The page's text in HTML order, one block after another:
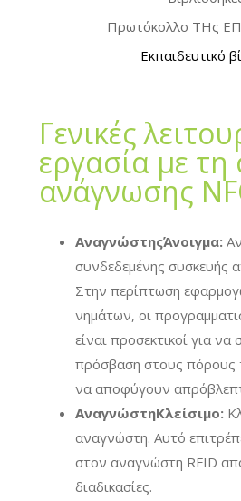
Πρωτόκολλο ΤΗς
Εκπαιδευτικό
Γενικές
εργασία με
ανάγνωσης
ΑναγνώστηςΆνοιγμα:
συνδεδεμένης συσκευής
Στην περίπτωση
νημάτων, οι
είναι προσεκτικοί για
πρόσβαση στους πόρους
να αποφύγουν
ΑναγνώστηΚλείσιμο:
αναγνώστη. Αυτό
στον αναγνώστη RFID
διαδικασίες.